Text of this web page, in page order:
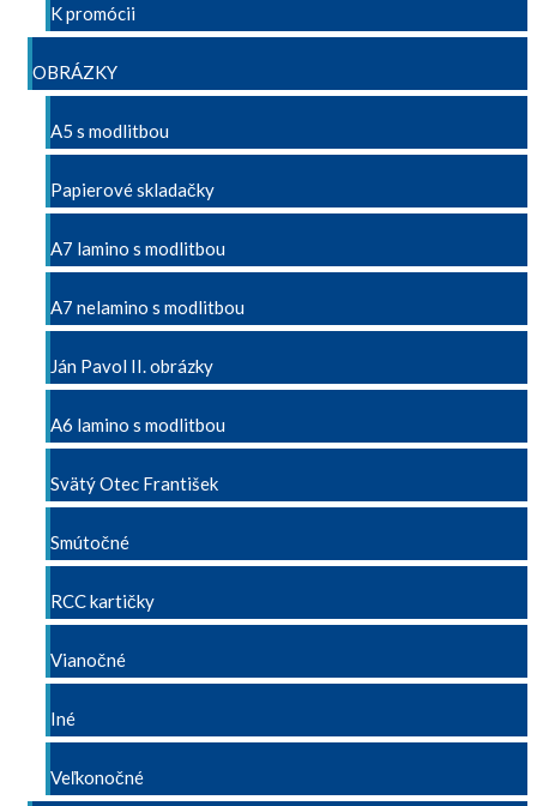
K promócii
OBRÁZKY
A5 s modlitbou
Papierové skladačky
A7 lamino s modlitbou
A7 nelamino s modlitbou
Ján Pavol II. obrázky
A6 lamino s modlitbou
Svätý Otec František
Smútočné
RCC kartičky
Vianočné
Iné
Veľkonočné